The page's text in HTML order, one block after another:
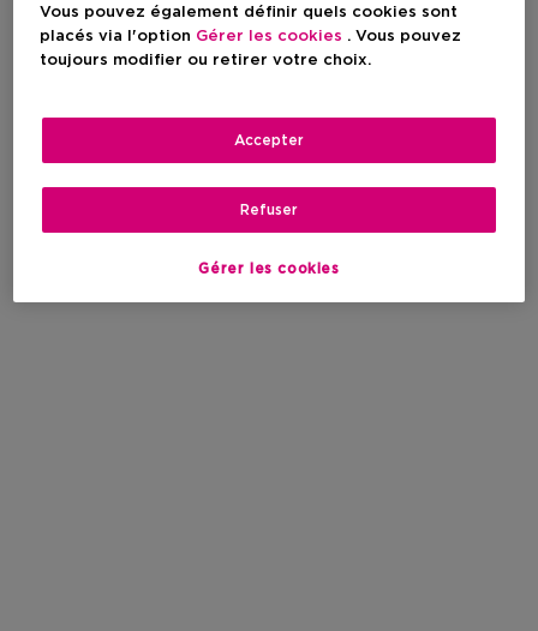
Vous pouvez également définir quels cookies sont
placés via l'option Gérer les cookies . Vous pouvez
toujours modifier ou retirer votre choix.
Gérer les cookies
Refuser
Accepter